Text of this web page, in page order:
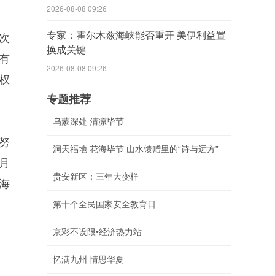
2026-08-08 09:26
专家：霍尔木兹海峡能否重开 美伊利益置
换成关键
2026-08-08 09:26
专题推荐
乌蒙深处 清凉毕节
洞天福地 花海毕节 山水馈赠里的“诗与远方”
贵安新区：三年大变样
第十个全民国家安全教育日
京彩不设限•经济热力站
忆满九州 情思华夏